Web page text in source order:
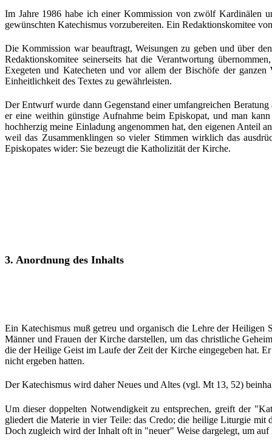
Im Jahre 1986 habe ich einer Kommission von zwölf Kardinälen
gewünschten Katechismus vorzubereiten. Ein Redaktionskomitee
Die Kommission war beauftragt, Weisungen zu geben und über
Redaktionskomitee seinerseits hat die Verantwortung
Exegeten und Katecheten und vor allem der Bischöfe der
Einheitlichkeit des Textes zu gewährleisten.
Der Entwurf wurde dann Gegenstand einer umfangreichen
er eine weithin günstige Aufnahme beim Episkopat, und man
hochherzig meine Einladung angenommen hat, den eigenen Anteil
weil das Zusammenklingen so vieler Stimmen wirklich das
Episkopates wider: Sie bezeugt die Katholizität der Kirche.
3. Anordnung des Inhalts
Ein Katechismus muß getreu und organisch die Lehre der Heiligen
Männer und Frauen der Kirche darstellen, um das christliche
die der Heilige Geist im Laufe der Zeit der Kirche eingegeben hat.
nicht ergeben hatten.
Der Katechismus wird daher Neues und Altes (vgl. Mt 13, 52)
Um dieser doppelten Notwendigkeit zu entsprechen, greift der
gliedert die Materie in vier Teile: das Credo; die heilige Liturgie mit
Doch zugleich wird der Inhalt oft in "neuer" Weise dargelegt, um auf